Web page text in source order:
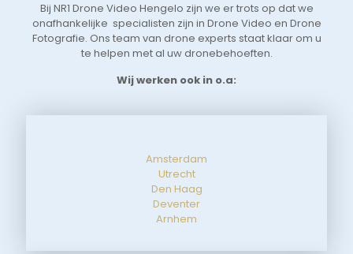
Bij NR1 Drone Video Hengelo zijn we er trots op dat we
onafhankelijke specialisten zijn in Drone Video en Drone
Fotografie. Ons team van drone experts staat klaar om u
te helpen met al uw dronebehoeften.
Wij werken ook in o.a:
Amsterdam
Utrecht
Den Haag
Deventer
Arnhem